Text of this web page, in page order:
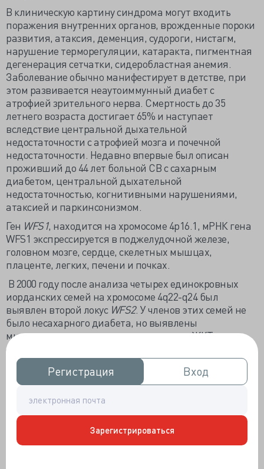
Регистрация
Регистрация Вход
Вход
Зарегистрироваться
В клиническую картину синдрома могут входить
поражения внутренних органов, врожденные пороки
развития, атаксия, деменция, судороги, нистагм,
нарушение терморегуляции, катаракта, пигментная
дегенерация сетчатки, сидеробластная анемия.
Заболевание обычно манифестирует в детстве, при
этом развивается неаутоиммунный диабет с
атрофией зрительного нерва. Смертность до 35
летнего возраста достигает 65% и наступает
вследствие центральной дыхательной
недостаточности с атрофией мозга и почечной
недостаточности. Недавно впервые был описан
проживший до 44 лет больной СВ с сахарным
диабетом, центральной дыхательной
недостаточностью, когнитивными нарушениями,
атаксией и паркинсонизмом.
Ген WFS1, находится на хромосоме 4p16.1, мРНК гена
WFS1 экспрессируется в поджелудочной железе,
головном мозге, сердце, скелетных мышцах,
плаценте, легких, печени и почках.
В 2000 году после анализа четырех единокровных
иорданских семей на хромосоме 4q22-q24 был
выявлен второй локус WFS2. У членов этих семей не
было несахарного диабета, но выявлены
многочисленные язвы верхних отделов ЖКТ,
осложненные кровотечением. В эндоплазматической
сети также локализуется ZCD2-кодируемый белок
Эрис (Endoplasmic Reticulum Intermembrane Small
protein), но непосредственно он не связан с белком
Wolframin.
Цель этого исследования - установление корреляции
между генотипом и фенотипом.